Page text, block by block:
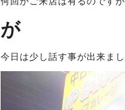
が
今日は少し話す事が出来まし